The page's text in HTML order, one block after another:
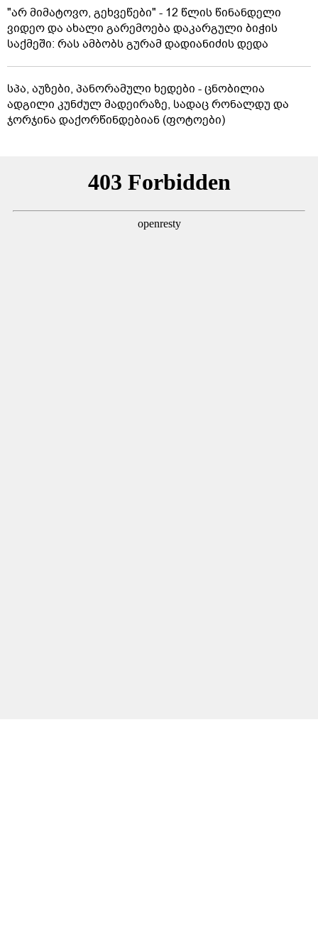
"არ მიმატოვო, გეხვეწები" - 12 წლის წინანდელი
ვიდეო და ახალი გარემოება დაკარგული ბიჭის
საქმეში: რას ამბობს გურამ დადიანიძის დედა
სპა, აუზები, პანორამული ხედები - ცნობილია
ადგილი კუნძულ მადეირაზე, სადაც რონალდუ და
ჯორჯინა დაქორწინდებიან (ფოტოები)